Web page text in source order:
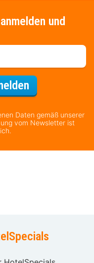
und
Für den
Daten gemäß unserer
vom Newsletter ist